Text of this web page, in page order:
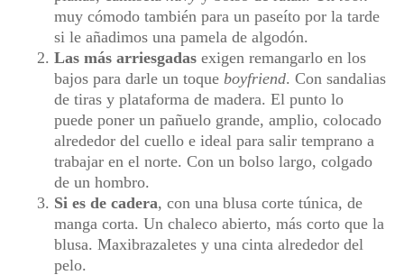
muy cómodo también para un paseíto por la tarde
si le añadimos una pamela de algodón.
Las más arriesgadas exigen remangarlo en los
bajos para darle un toque boyfriend. Con sandalias
de tiras y plataforma de madera. El punto lo
puede poner un pañuelo grande, amplio, colocado
alrededor del cuello e ideal para salir temprano a
trabajar en el norte. Con un bolso largo, colgado
de un hombro.
Si es de cadera, con una blusa corte túnica, de
manga corta. Un chaleco abierto, más corto que la
blusa. Maxibrazaletes y una cinta alrededor del
pelo.